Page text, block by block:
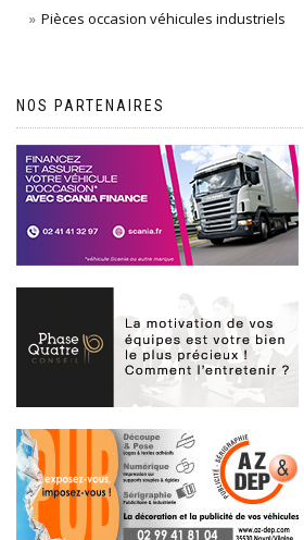
Pièces occasion véhicules industriels
NOS PARTENAIRES